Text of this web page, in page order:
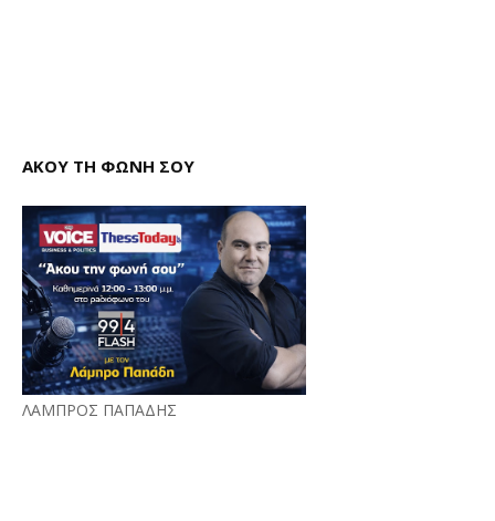
ΑΚΟΥ ΤΗ ΦΩΝΗ ΣΟΥ
ΛΑΜΠΡΟΣ ΠΑΠΑΔΗΣ